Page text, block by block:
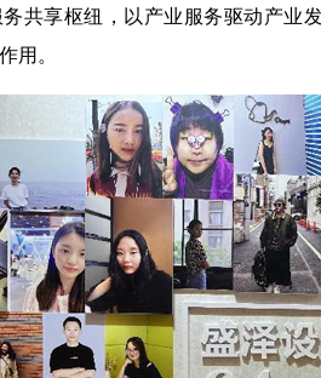
共享枢纽，以产业服务驱动产业
用。